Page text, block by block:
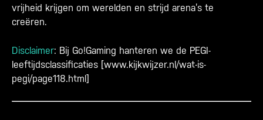
vrijheid krijgen om werelden en strijd arena’s te
creëren.
Disclaimer: Bij Go!Gaming hanteren we de PEGI-
leeftijdsclassificaties [www.kijkwijzer.nl/wat-is-
pegi/page118.html]